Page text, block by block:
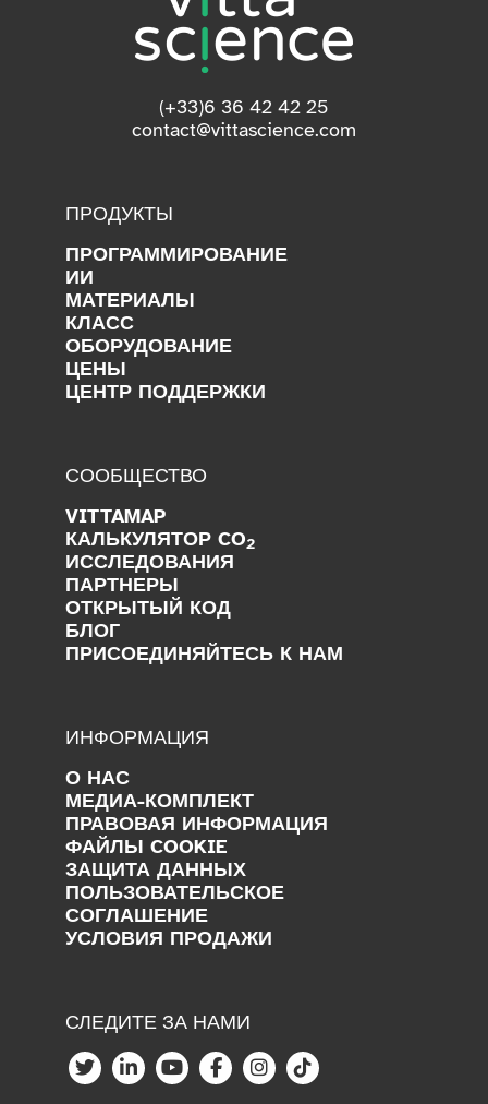
(+33)6 36 42 42 25
contact@vittascience.com
ПРОДУКТЫ
ПРОГРАММИРОВАНИЕ
ИИ
МАТЕРИАЛЫ
КЛАСС
ОБОРУДОВАНИЕ
ЦЕНЫ
ЦЕНТР ПОДДЕРЖКИ
СООБЩЕСТВО
VITTAMAP
КАЛЬКУЛЯТОР CO2
ИССЛЕДОВАНИЯ
ПАРТНЕРЫ
ОТКРЫТЫЙ КОД
БЛОГ
ПРИСОЕДИНЯЙТЕСЬ К НАМ
ИНФОРМАЦИЯ
О НАС
МЕДИА-КОМПЛЕКТ
ПРАВОВАЯ ИНФОРМАЦИЯ
ФАЙЛЫ COOKIE
ЗАЩИТА ДАННЫХ
ПОЛЬЗОВАТЕЛЬСКОЕ
СОГЛАШЕНИЕ
УСЛОВИЯ ПРОДАЖИ
СЛЕДИТЕ ЗА НАМИ